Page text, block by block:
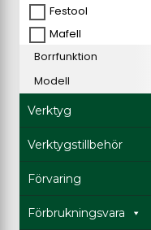
Festool
Mafell
Borrfunktion
Modell
Verktyg
Verktygstillbehör
Förvaring
Förbrukningsvara